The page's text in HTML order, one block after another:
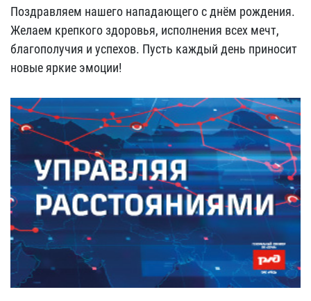
Поздравляем нашего нападающего с днём рождения.
Желаем крепкого здоровья, исполнения всех мечт,
благополучия и успехов. Пусть каждый день приносит
новые яркие эмоции!